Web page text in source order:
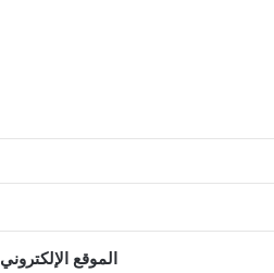
الموقع الإلكتروني